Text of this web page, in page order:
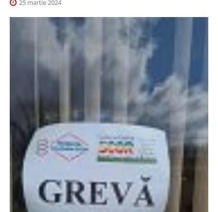
25 martie 2024